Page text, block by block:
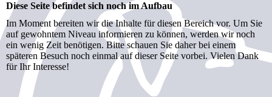
Diese Seite befindet sich noch im Aufbau
Im Moment bereiten wir die Inhalte für diesen Bereich vor. Um Sie
auf gewohntem Niveau informieren zu können, werden wir noch
ein wenig Zeit benötigen. Bitte schauen Sie daher bei einem
späteren Besuch noch einmal auf dieser Seite vorbei. Vielen Dank
für Ihr Interesse!